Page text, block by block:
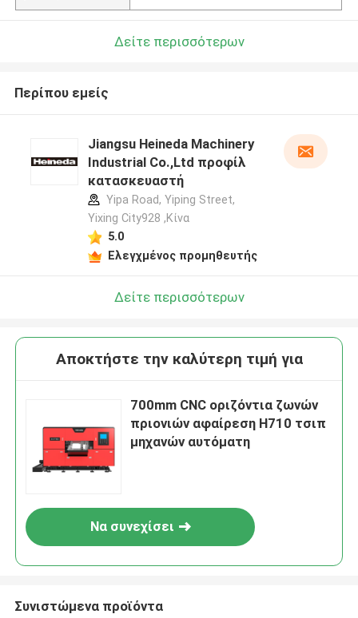
Δείτε περισσότερων
Περίπου εμείς
Jiangsu Heineda Machinery
Industrial Co.,Ltd προφίλ
κατασκευαστή
Yipa Road, Yiping Street,
Yixing City928 ,Κίνα
5.0
Ελεγχμένος προμηθευτής
Δείτε περισσότερων
Αποκτήστε την καλύτερη τιμή για
700mm CNC οριζόντια ζωνών
πριονιών αφαίρεση H710 τσιπ
μηχανών αυτόματη
Να συνεχίσει
Συνιστώμενα προϊόντα